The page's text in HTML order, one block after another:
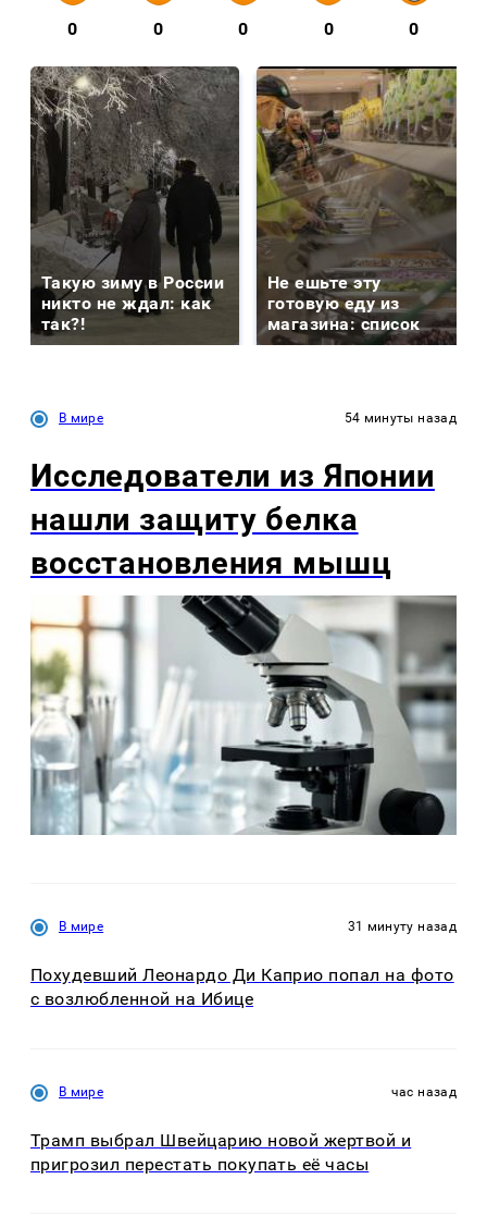
0 0 0 0 0
Такую зиму в России
никто не ждал: как
так?!
Не ешьте эту
готовую еду из
магазина: список
В мире 54 минуты назад
Исследователи из Японии
нашли защиту белка
восстановления мышц
В мире 31 минуту назад
Похудевший Леонардо Ди Каприо попал на фото
с возлюбленной на Ибице
В мире час назад
Трамп выбрал Швейцарию новой жертвой и
пригрозил перестать покупать её часы